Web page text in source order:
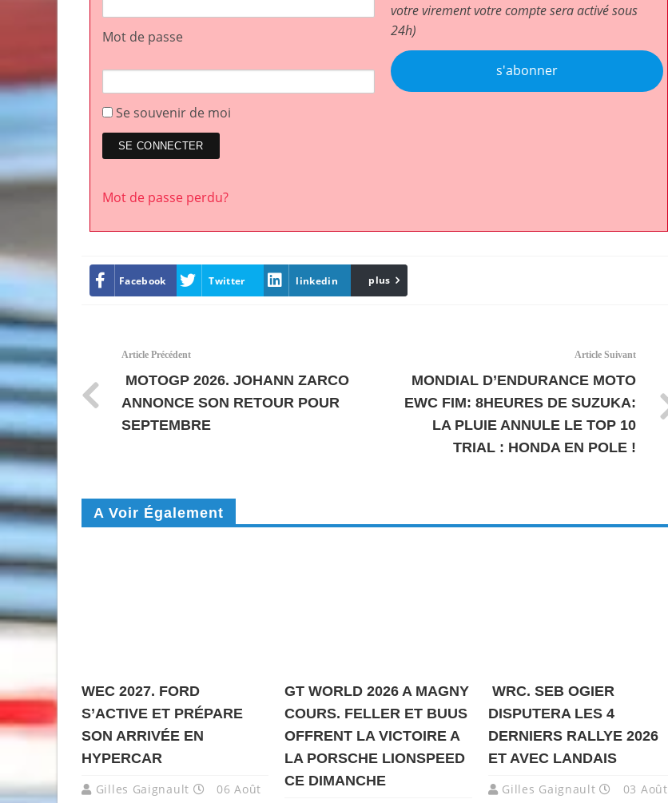
Mot de passe
Se souvenir de moi
Mot de passe perdu?
votre virement votre compte sera activé sous
24h)
s'abonner
Facebook Twitter linkedin Email
plus
Article Précédent
MOTOGP 2026. JOHANN ZARCO
ANNONCE SON RETOUR POUR
SEPTEMBRE
Article Suivant
MONDIAL D’ENDURANCE MOTO
EWC FIM: 8HEURES DE SUZUKA:
LA PLUIE ANNULE LE TOP 10
TRIAL : HONDA EN POLE !
A Voir Également
WEC 2027. FORD
S’ACTIVE ET PRÉPARE
SON ARRIVÉE EN
HYPERCAR
Gilles Gaignault
06 Août
GT WORLD 2026 A MAGNY
COURS. FELLER ET BUUS
OFFRENT LA VICTOIRE A
LA PORSCHE LIONSPEED
CE DIMANCHE
WRC. SEB OGIER
DISPUTERA LES 4
DERNIERS RALLYE 2026
ET AVEC LANDAIS
Gilles Gaignault
03 Août